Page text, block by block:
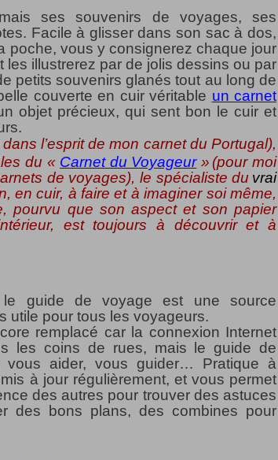
ses souvenirs de voyages, ses
Facile à glisser dans son sac à dos,
poche, vous y consignerez chaque jour
les illustrerez par de jolis dessins ou par
petits souvenirs glanés tout au long de
couverte en cuir véritable un carnet
objet précieux, qui sent bon le cuir et
l’esprit de mon carnet du Portugal),
du « Carnet du Voyageur» (pour moi
de voyages), le spécialiste du vrai
en cuir, à faire et à imaginer soi même,
pourvu que son aspect et son papier
est toujours à découvrir et à
guide de voyage est une source
utile pour tous les voyageurs.
remplacé car la connexion Internet
les coins de rues, mais le guide de
aider, vous guider… Pratique à
à jour régulièrement, et vous permet
des autres pour trouver des astuces
des bons plans, des combines pour